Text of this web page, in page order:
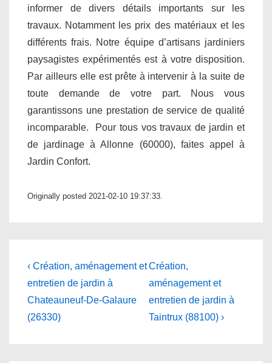
informer de divers détails importants sur les
travaux. Notamment les prix des matériaux et les
différents frais. Notre équipe d’artisans jardiniers
paysagistes expérimentés est à votre disposition.
Par ailleurs elle est prête à intervenir à la suite de
toute demande de votre part. Nous vous
garantissons une prestation de service de qualité
incomparable. Pour tous vos travaux de jardin et
de jardinage à Allonne (60000), faites appel à
Jardin Confort.
Originally posted 2021-02-10 19:37:33.
Navigation
de
l’article
Previous
Post
is
‹ Création, aménagement et
entretien de jardin à
Chateauneuf-De-Galaure
(26330)
Next
Post
is
Création,
aménagement et
entretien de jardin à
Taintrux (88100) ›